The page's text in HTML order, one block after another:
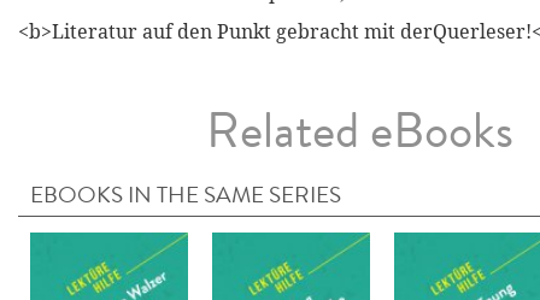
<b>Literatur auf den Punkt gebracht mit
Related eBooks
EBOOKS IN THE SAME SERIES